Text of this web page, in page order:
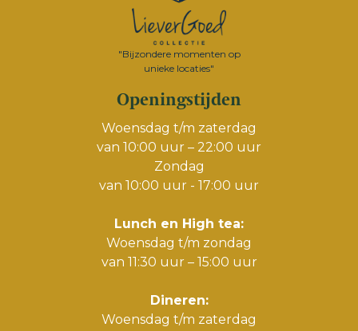
"Bijzondere momenten op
unieke locaties"
Openingstijden
Woensdag t/m zaterdag
van 10:00 uur – 22:00 uur
Zondag
van 10:00 uur - 17:00 uur
Lunch en High tea:
Woensdag t/m zondag
van 11:30 uur – 15:00 uur
Dineren:
Woensdag t/m zaterdag